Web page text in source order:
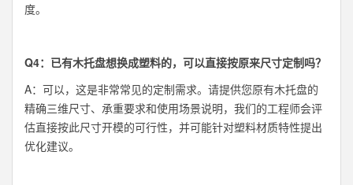
度。
Q4：已有木托盘想换成塑料的，可以直接按原来尺寸定制吗？
A：可以，这是非常常见的定制需求。请提供您原有木托盘的
精确三维尺寸、承重要求和使用场景说明，我们的工程师会评
估直接按此尺寸开模的可行性，并可能针对塑料材质特性提出
优化建议。